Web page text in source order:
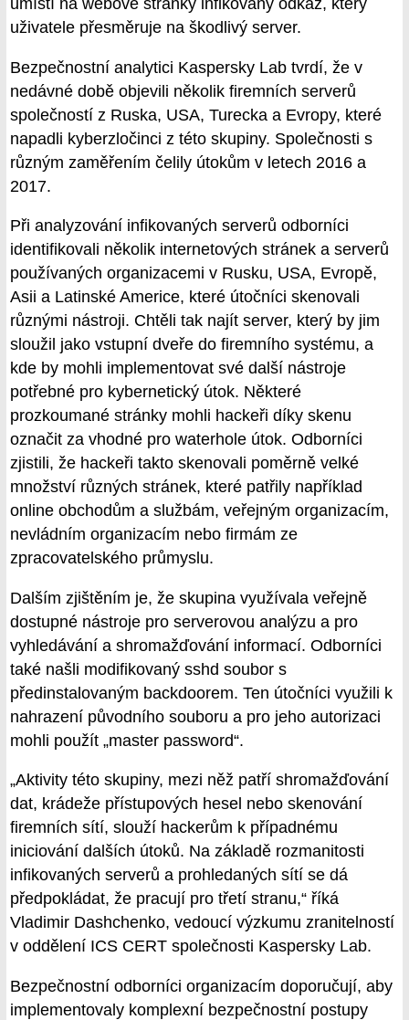
umístí na webové stránky infikovaný odkaz, který
uživatele přesměruje na škodlivý server.
Bezpečnostní analytici Kaspersky Lab tvrdí, že v
nedávné době objevili několik firemních serverů
společností z Ruska, USA, Turecka a Evropy, které
napadli kyberzločinci z této skupiny. Společnosti s
různým zaměřením čelily útokům v letech 2016 a
2017.
Při analyzování infikovaných serverů odborníci
identifikovali několik internetových stránek a serverů
používaných organizacemi v Rusku, USA, Evropě,
Asii a Latinské Americe, které útočníci skenovali
různými nástroji. Chtěli tak najít server, který by jim
sloužil jako vstupní dveře do firemního systému, a
kde by mohli implementovat své další nástroje
potřebné pro kybernetický útok. Některé
prozkoumané stránky mohli hackeři díky skenu
označit za vhodné pro waterhole útok. Odborníci
zjistili, že hackeři takto skenovali poměrně velké
množství různých stránek, které patřily například
online obchodům a službám, veřejným organizacím,
nevládním organizacím nebo firmám ze
zpracovatelského průmyslu.
Dalším zjištěním je, že skupina využívala veřejně
dostupné nástroje pro serverovou analýzu a pro
vyhledávání a shromažďování informací. Odborníci
také našli modifikovaný sshd soubor s
předinstalovaným backdoorem. Ten útočníci využili k
nahrazení původního souboru a pro jeho autorizaci
mohli použít „master password“.
„Aktivity této skupiny, mezi něž patří shromažďování
dat, krádeže přístupových hesel nebo skenování
firemních sítí, slouží hackerům k případnému
iniciování dalších útoků. Na základě rozmanitosti
infikovaných serverů a prohledaných sítí se dá
předpokládat, že pracují pro třetí stranu,“ říká
Vladimir Dashchenko, vedoucí výzkumu zranitelností
v oddělení ICS CERT společnosti Kaspersky Lab.
Bezpečnostní odborníci organizacím doporučují, aby
implementovaly komplexní bezpečnostní postupy